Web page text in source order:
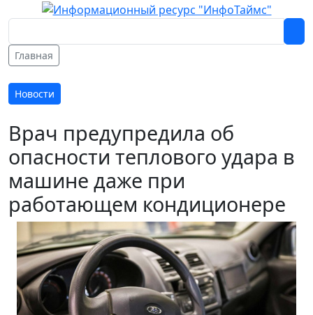
Главная
Новости
Врач предупредила об
опасности теплового удара в
машине даже при
работающем кондиционере